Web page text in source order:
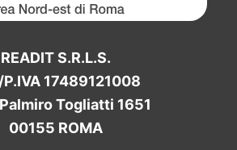
READIT S.R.L.S.
P.IVA 17489121008
Togliatti 1651
00155 ROMA